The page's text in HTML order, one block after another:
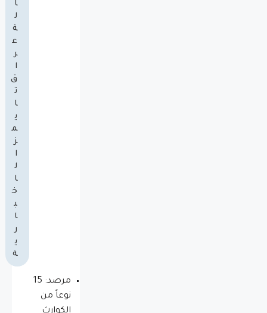
ا
ل
ة
ع
ر
ا
ق
ت
ا
ي
م
ز
ا
ل
ا
خ
ب
ا
ر
ي
ة
مرصد: 15
نوعاً من